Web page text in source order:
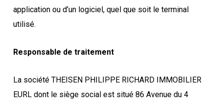
application ou d’un logiciel, quel que soit le terminal
utilisé.
Responsable de traitement
La société THEISEN PHILIPPE RICHARD IMMOBILIER
EURL dont le siège social est situé 86 Avenue du 4